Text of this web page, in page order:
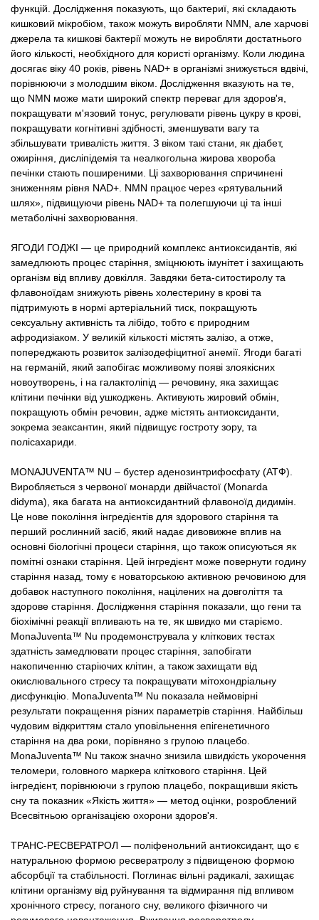
функцій. Дослідження показують, що бактериї, які складають
кишковий мікробіом, також можуть виробляти NMN, але харчові
джерела та кишкові бактерії можуть не виробляти достатнього
його кількості, необхідного для користі організму. Коли людина
досягає віку 40 років, рівень NAD+ в організмі знижується вдвічі,
порівнюючи з молодшим віком. Дослідження вказують на те,
що NMN може мати широкий спектр переваг для здоров'я,
покращувати м'язовий тонус, регулювати рівень цукру в крові,
покращувати когнітивні здібності, зменшувати вагу та
збільшувати тривалість життя. З віком такі стани, як діабет,
ожиріння, дисліпідемія та неалкогольна жирова хвороба
печінки стають поширеними. Ці захворювання спричинені
зниженням рівня NAD+. NMN працює через «рятувальний
шлях», підвищуючи рівень NAD+ та полегшуючи ці та інші
метаболічні захворювання.
ЯГОДИ ГОДЖІ — це природний комплекс антиоксидантів, які
замедлюють процес старіння, зміцнюють імунітет і захищають
організм від впливу довкілля. Завдяки бета-ситостиролу та
флавоноїдам знижують рівень холестерину в крові та
підтримують в нормі артеріальний тиск, покращують
сексуальну активність та лібідо, тобто є природним
афродизіаком. У великій кількості містять залізо, а отже,
попереджають розвиток залізодефіцитної анемії. Ягоди багаті
на германій, який запобігає можливому появі злоякісних
новоутворень, і на галактоліпід — речовину, яка захищає
клітини печінки від ушкоджень. Активують жировий обмін,
покращують обмін речовин, адже містять антиоксиданти,
зокрема зеаксантин, який підвищує гостроту зору, та
полісахариди.
MONAJUVENTA™ NU – бустер аденозинтрифосфату (АТФ).
Виробляється з червоної монарди двійчастої (Monarda
didyma), яка багата на антиоксидантний флавоноїд дидимін.
Це нове покоління інгредієнтів для здорового старіння та
перший рослинний засіб, який надає дивовижне вплив на
основні біологічні процеси старіння, що також описуються як
помітні ознаки старіння. Цей інгредієнт може повернути годину
старіння назад, тому є новаторською активною речовиною для
добавок наступного покоління, націлених на довголіття та
здорове старіння. Дослідження старіння показали, що гени та
біохімічні реакції впливають на те, як швидко ми старіємо.
MonaJuventa™ Nu продемонструвала у кліткових тестах
здатність замедлювати процес старіння, запобігати
накопиченню старіючих клітин, а також захищати від
окислювального стресу та покращувати мітохондріальну
дисфункцію. MonaJuventa™ Nu показала неймовірні
результати покращення різних параметрів старіння. Найбільш
чудовим відкриттям стало уповільнення епігенетичного
старіння на два роки, порівняно з групою плацебо.
MonaJuventa™ Nu також значно знизила швидкість укорочення
теломери, головного маркера кліткового старіння. Цей
інгредієнт, порівнюючи з групою плацебо, покращивши якість
сну та показник «Якість життя» — метод оцінки, розроблений
Всесвітньою організацією охорони здоров'я.
ТРАНС-РЕСВЕРАТРОЛ — поліфенольний антиоксидант, що є
натуральною формою ресвератролу з підвищеною формою
абсорбції та стабільності. Поглинає вільні радикалі, захищає
клітини організму від руйнування та відмирання під впливом
хронічного стресу, поганого сну, великого фізичного чи